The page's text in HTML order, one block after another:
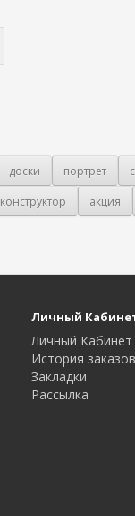
доски портрет
конструктор акция
Личный
Личный Кабинет
История заказов
Закладки
Рассылка